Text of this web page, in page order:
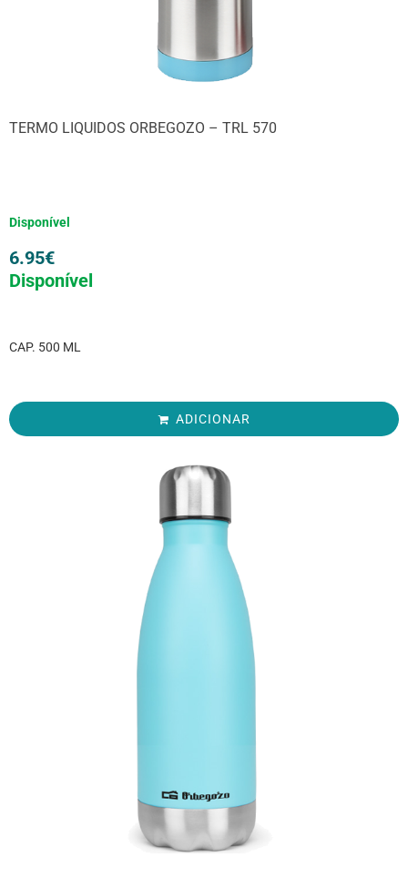
TERMO LIQUIDOS ORBEGOZO – TRL 570
Disponível
6.95€
Disponível
CAP. 500 ML
ADICIONAR